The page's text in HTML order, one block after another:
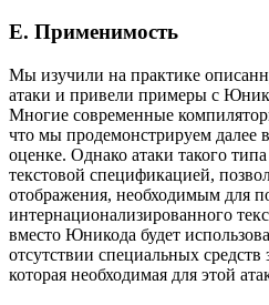
Е. Применимость
Мы изучили на практике
атаки и привели примеры с
Многие современные
что мы продемонстрируем далее
оценке. Однако атаки такого
текстовой спецификацией,
отображения, необходимым для
интернационализированного
вместо Юникода будет
отсутствии специальных
которая необходимая для этой